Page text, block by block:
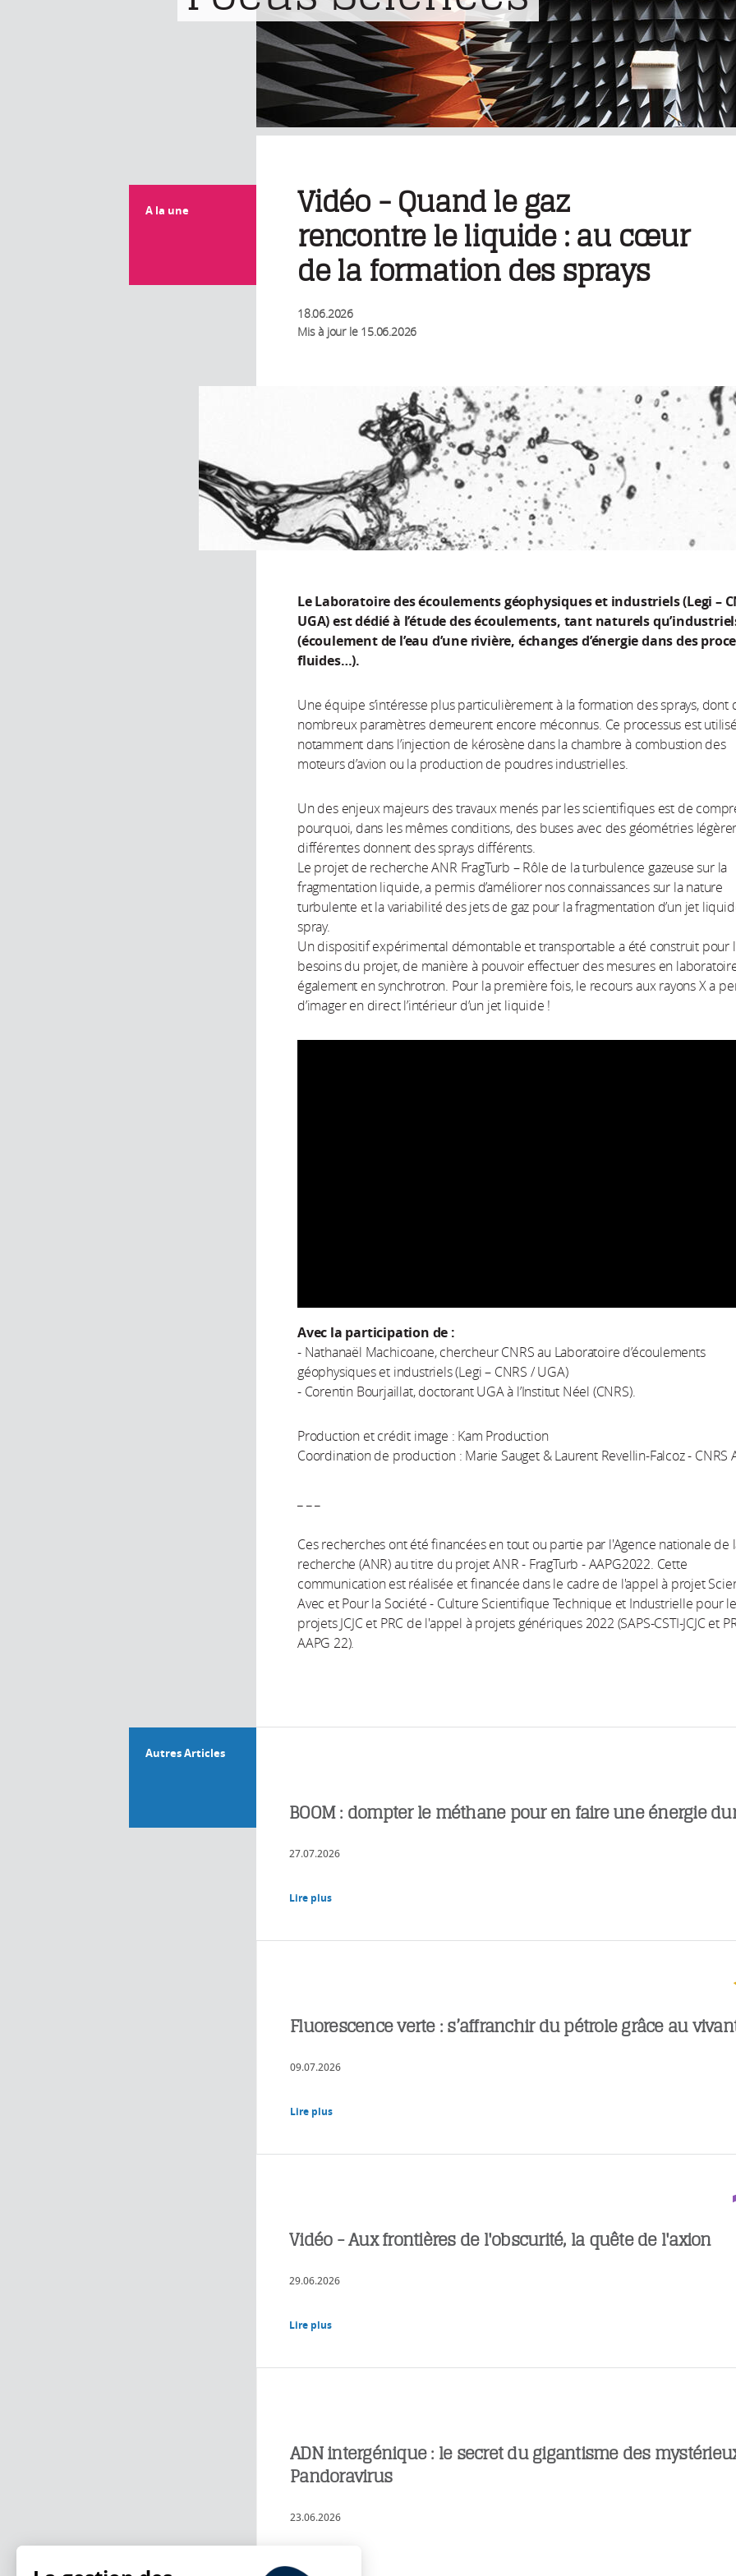
A la une
Vidéo - Quand le gaz
rencontre le liquide : au cœur
de la formation des sprays
18.06.2026
Mis à jour le 15.06.2026
Le Laboratoire des écoulements géophysiques et industriels (Legi –
UGA) est dédié à l’étude des écoulements, tant naturels
(écoulement de l’eau d’une rivière, échanges d’énergie dans des
fluides…).
Une équipe s’intéresse plus particulièrement à la formation des sprays, dont
nombreux paramètres demeurent encore méconnus. Ce processus est utilisé
notamment dans l’injection de kérosène dans la chambre à combustion des
moteurs d’avion ou la production de poudres industrielles.
Un des enjeux majeurs des travaux menés par les scientifiques est de
pourquoi, dans les mêmes conditions, des buses avec des géométries
différentes donnent des sprays différents.
Le projet de recherche ANR FragTurb – Rôle de la turbulence gazeuse sur la
fragmentation liquide, a permis d’améliorer nos connaissances sur la nature
turbulente et la variabilité des jets de gaz pour la fragmentation d’un jet
spray.
Un dispositif expérimental démontable et transportable a été construit pour
besoins du projet, de manière à pouvoir effectuer des mesures en
également en synchrotron. Pour la première fois, le recours aux rayons X a
d’imager en direct l’intérieur d’un jet liquide !
Avec la participation de :
- Nathanaël Machicoane, chercheur CNRS au Laboratoire d’écoulements
géophysiques et industriels (Legi – CNRS / UGA)
- Corentin Bourjaillat, doctorant UGA à l’Institut Néel (CNRS).
Production et crédit image : Kam Production
Coordination de production : Marie Sauget & Laurent Revellin-Falcoz - CNRS
Ces recherches ont été financées en tout ou partie par l'Agence nationale de
recherche (ANR) au titre du projet ANR - FragTurb - AAPG2022. Cette
communication est réalisée et financée dans le cadre de l'appel à projet
Avec et Pour la Société - Culture Scientifique Technique et Industrielle pour
projets JCJC et PRC de l'appel à projets génériques 2022 (SAPS-CSTI-JCJC et
AAPG 22).
Autres Articles
BOOM : dompter le méthane pour en faire une énergie
27.07.2026
Lire plus
Fluorescence verte : s’affranchir du pétrole grâce au
09.07.2026
Lire plus
Vidéo - Aux frontières de l'obscurité, la quête de l'axion
29.06.2026
Lire plus
ADN intergénique : le secret du gigantisme des
Pandoravirus
23.06.2026